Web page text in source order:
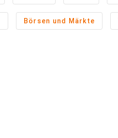
Börsen und Märkte